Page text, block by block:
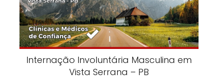
Internação Involuntária Masculina em
Vista Serrana – PB